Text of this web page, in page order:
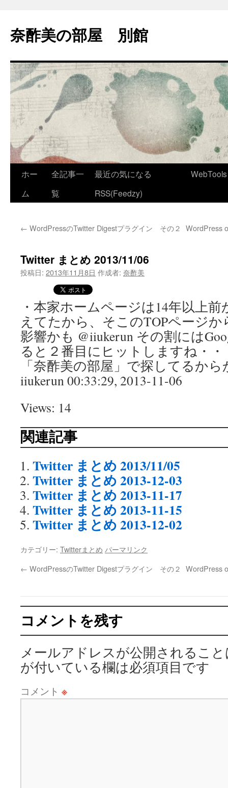
テ
ン
へ
ス
キ
ッ
プ
奈酢美の部屋 別館
ホー
ム
全記事一
覧
最近の気になる
RSS(Feedzy)
WebTools
← WordPressのTwitter Digestプラグイン その２ WordPress
Twitter まとめ 2013/11/06
投稿日: 2013年11月8日 作成者: 奈酢美
・本家ホームページは14年以上
えてたから、そこのTOPページ
影響かも @iiukerun その割には
ると２番目にヒットしますね・
「奈酢美の部屋」で探してるから
iiukerun 00:33:29, 2013-11-06
Views: 14
関連記事
Twitter まとめ 2013/11/05
Twitter まとめ 2013-12-03
Twitter まとめ 2013-11-17
Twitter まとめ 2013-11-15
Twitter まとめ 2013-12-02
カテゴリー: Twitterまとめ パーマリンク
← WordPressのTwitter Digestプラグイン その２ WordPress
コメントを残す
メールアドレスが公開されるこ
が付いている欄は必須項目です
コメント ※